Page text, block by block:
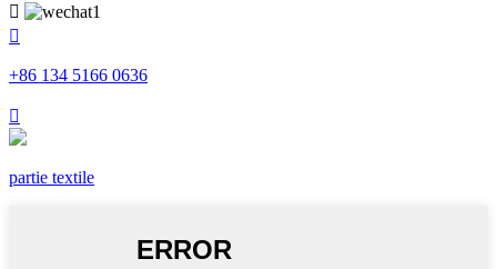


+86 134 5166 0636

partie textile